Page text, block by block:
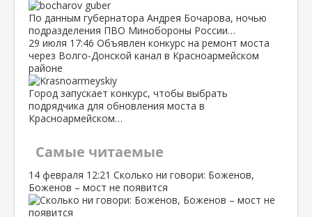
По данным губернатора Андрея Бочарова, ночью
подразделения ПВО Минобороны России…
29 июля 17:46 Объявлен конкурс на ремонт моста
через Волго‑Донской канал в Красноармейском
районе
Город запускает конкурс, чтобы выбрать
подрядчика для обновления моста в
Красноармейском…
Самые читаемые
14 февраля 12:21 Сколько ни говори: Боженов,
Боженов – мост не появится